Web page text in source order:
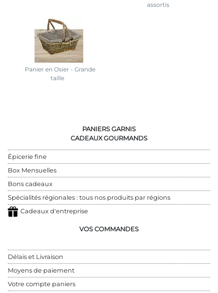
assortis
Panier en Osier - Grande
taille
PANIERS GARNIS
CADEAUX GOURMANDS
Épicerie fine
Box Mensuelles
Bons cadeaux
Spécialités régionales : tous nos produits par régions
Cadeaux d'entreprise
VOS COMMANDES
Délais et Livraison
Moyens de paiement
Votre compte paniers